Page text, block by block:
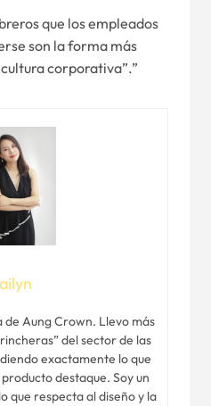
que los empleados
son la forma más
corporativa”.”
de Aung Crown. Llevo más
del sector de las
exactamente lo que
destaque. Soy un
que respecta al diseño y la